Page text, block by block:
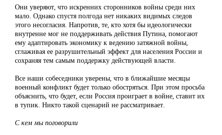
Они уверяют, что искренних сторонников войны среди них
мало. Однако спустя полгода нет никаких видимых следов
этого несогласия. Напротив, те, кто хотя бы идеологически
внутренне мог не поддерживать действия Путина, помогают
ему адаптировать экономику к ведению затяжной войны,
сглаживая ее разрушительный эффект для населения России и
сохраняя тем самым поддержку действующей власти.
Все наши собеседники уверены, что в ближайшие месяцы
военный конфликт будет только обостряться. При этом просьба
объяснить, что будет, если Россия проиграет в войне, ставит их
в тупик. Никто такой сценарий не рассматривает.
С кем мы поговорили